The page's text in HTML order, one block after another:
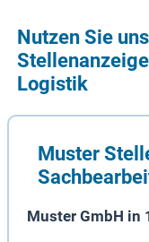
Nutzen Sie
Logistik
Muster
Muster GmbH in